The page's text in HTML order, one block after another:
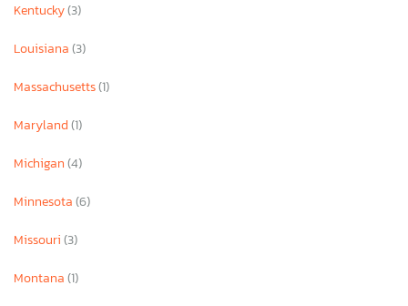
Kentucky(3)
Louisiana(3)
Massachusetts(1)
Maryland(1)
Michigan(4)
Minnesota(6)
Missouri(3)
Montana(1)